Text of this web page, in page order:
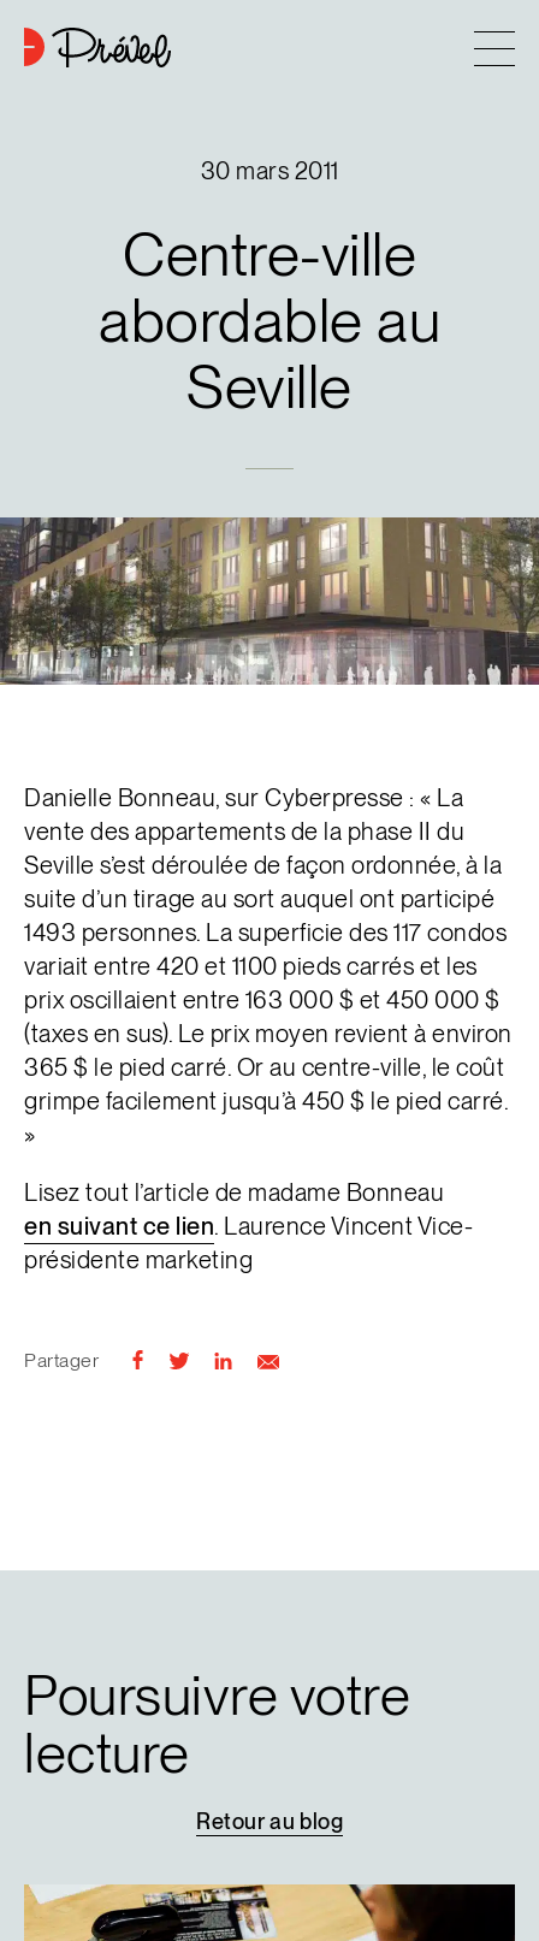
Projets 6
Contact
30 mars 2011
Centre-ville
abordable au
Seville
Danielle Bonneau, sur Cyberpresse : « La
vente des appartements de la phase II du
Seville s’est déroulée de façon ordonnée, à la
suite d’un tirage au sort auquel ont participé
1493 personnes. La superficie des 117 condos
variait entre 420 et 1100 pieds carrés et les
prix oscillaient entre 163 000 $ et 450 000 $
(taxes en sus). Le prix moyen revient à environ
365 $ le pied carré. Or au centre-ville, le coût
grimpe facilement jusqu’à 450 $ le pied carré.
»
Lisez tout l’article de madame Bonneau
en suivant ce lien. Laurence Vincent Vice-
présidente marketing
Partager
Poursuivre votre
lecture
Retourau blog